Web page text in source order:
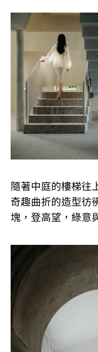
隨著中庭的樓梯往
奇趣曲折的造型彷
塊，登高望，綠意